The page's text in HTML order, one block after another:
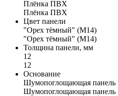
Плёнка ПВХ
Плёнка ПВХ
Цвет панели
"Орех тёмный" (M14)
"Орех тёмный" (M14)
Толщина панели, мм
12
12
Основание
Шумопоглощающая панель
Шумопоглощающая панель